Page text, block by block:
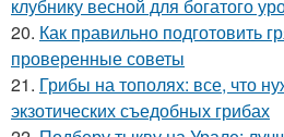
клубнику весной для богатого
20. Как правильно подготовить
проверенные советы
21. Грибы на тополях: все, что
экзотических съедобных грибах